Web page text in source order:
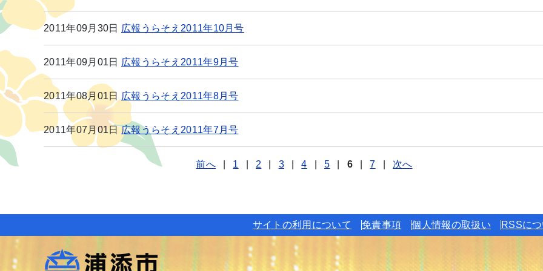
2011年09月30日 広報うらそえ2011年10月号
2011年09月01日 広報うらそえ2011年9月号
2011年08月01日 広報うらそえ2011年8月号
2011年07月01日 広報うらそえ2011年7月号
前へ 1 2 3 4 5 6 7 次へ
サイトの利用について 免責事項 個人情報の取扱い RSSに